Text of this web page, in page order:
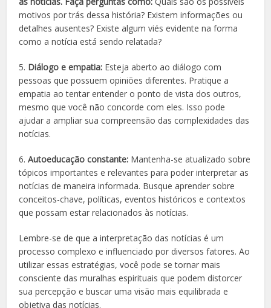
motivos por trás dessa história? Existem informações ou
detalhes ausentes? Existe algum viés evidente na forma
como a notícia está sendo relatada?
5. Diálogo e empatia: Esteja aberto ao diálogo com
pessoas que possuem opiniões diferentes. Pratique a
empatia ao tentar entender o ponto de vista dos outros,
mesmo que você não concorde com eles. Isso pode
ajudar a ampliar sua compreensão das complexidades das
notícias.
6.Autoeducação constante: Mantenha-se atualizado sobre
tópicos importantes e relevantes para poder interpretar as
notícias de maneira informada. Busque aprender sobre
conceitos-chave, políticas, eventos históricos e contextos
que possam estar relacionados às notícias.
Lembre-se de que a interpretação das notícias é um
processo complexo e influenciado por diversos fatores. Ao
utilizar essas estratégias, você pode se tornar mais
consciente das muralhas espirituais que podem distorcer
sua percepção e buscar uma visão mais equilibrada e
objetiva das notícias.